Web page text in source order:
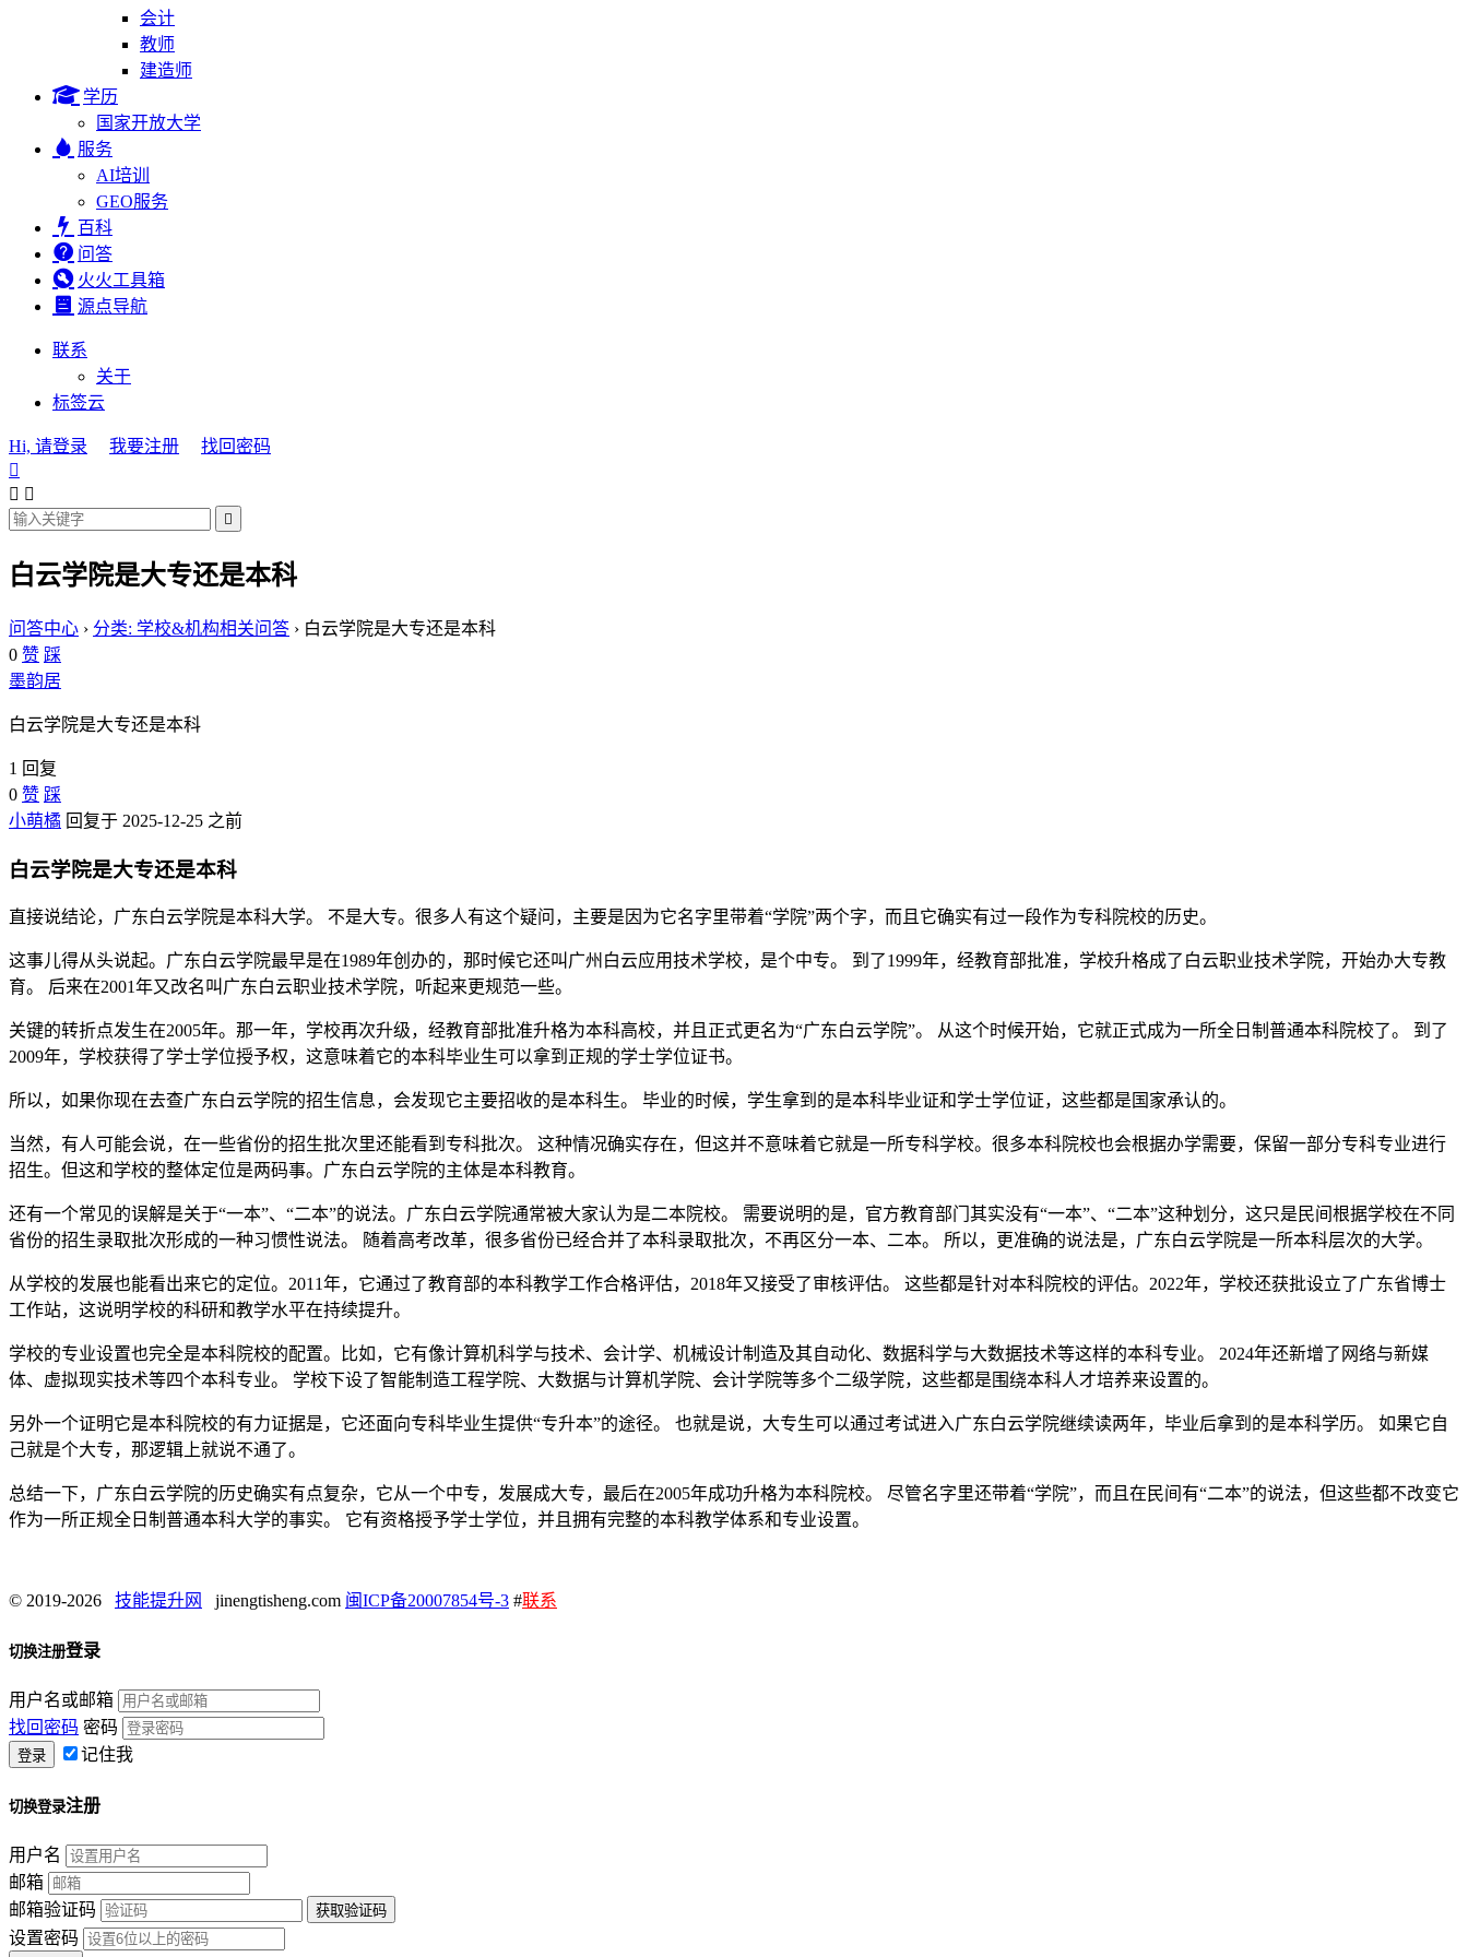
会计
教师
建造师
学历
国家开放大学
服务
AI培训
GEO服务
百科
问答
火火工具箱
源点导航
联系
关于
标签云
Hi, 请登录 我要注册
找回密码

 

白云学院是大专还是本科
问答中心 › 分类: 学校&机构相关问答 › 白云学院是大专还是本科
0 赞 踩
墨韵居
白云学院是大专还是本科
1 回复
0 赞 踩
小萌橘 回复于 2025-12-25 之前
白云学院是大专还是本科
直接说结论，广东白云学院是本科大学。 不是大专。很多人有这个疑问，主要是因为它名字里带着“学院”两个字，而且它确实有过一段作为专科院校的历史。
这事儿得从头说起。广东白云学院最早是在1989年创办的，那时候它还叫广州白云应用技术学校，是个中专。 到了1999年，经教育部批准，学校升格成了白云职业技术学院，开始办大专教
育。 后来在2001年又改名叫广东白云职业技术学院，听起来更规范一些。
关键的转折点发生在2005年。那一年，学校再次升级，经教育部批准升格为本科高校，并且正式更名为“广东白云学院”。 从这个时候开始，它就正式成为一所全日制普通本科院校了。 到了
2009年，学校获得了学士学位授予权，这意味着它的本科毕业生可以拿到正规的学士学位证书。
所以，如果你现在去查广东白云学院的招生信息，会发现它主要招收的是本科生。 毕业的时候，学生拿到的是本科毕业证和学士学位证，这些都是国家承认的。
当然，有人可能会说，在一些省份的招生批次里还能看到专科批次。 这种情况确实存在，但这并不意味着它就是一所专科学校。很多本科院校也会根据办学需要，保留一部分专科专业进行
招生。但这和学校的整体定位是两码事。广东白云学院的主体是本科教育。
还有一个常见的误解是关于“一本”、“二本”的说法。广东白云学院通常被大家认为是二本院校。 需要说明的是，官方教育部门其实没有“一本”、“二本”这种划分，这只是民间根据学校在不同
省份的招生录取批次形成的一种习惯性说法。 随着高考改革，很多省份已经合并了本科录取批次，不再区分一本、二本。 所以，更准确的说法是，广东白云学院是一所本科层次的大学。
从学校的发展也能看出来它的定位。2011年，它通过了教育部的本科教学工作合格评估，2018年又接受了审核评估。 这些都是针对本科院校的评估。2022年，学校还获批设立了广东省博士
工作站，这说明学校的科研和教学水平在持续提升。
学校的专业设置也完全是本科院校的配置。比如，它有像计算机科学与技术、会计学、机械设计制造及其自动化、数据科学与大数据技术等这样的本科专业。 2024年还新增了网络与新媒
体、虚拟现实技术等四个本科专业。 学校下设了智能制造工程学院、大数据与计算机学院、会计学院等多个二级学院，这些都是围绕本科人才培养来设置的。
另外一个证明它是本科院校的有力证据是，它还面向专科毕业生提供“专升本”的途径。 也就是说，大专生可以通过考试进入广东白云学院继续读两年，毕业后拿到的是本科学历。 如果它自
己就是个大专，那逻辑上就说不通了。
总结一下，广东白云学院的历史确实有点复杂，它从一个中专，发展成大专，最后在2005年成功升格为本科院校。 尽管名字里还带着“学院”，而且在民间有“二本”的说法，但这些都不改变它
作为一所正规全日制普通本科大学的事实。 它有资格授予学士学位，并且拥有完整的本科教学体系和专业设置。
© 2019-2026 技能提升网 jinengtisheng.com 闽ICP备20007854号-3 #联系
切换注册登录
用户名或邮箱
找回密码 密码
记住我
切换登录注册
用户名
邮箱
邮箱验证码
设置密码